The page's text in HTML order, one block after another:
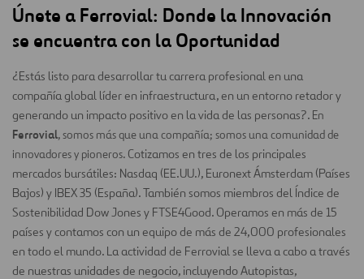
Únete a Ferrovial: Donde la Innovación
se encuentra con la Oportunidad
¿Estás listo para desarrollar tu carrera profesional en una
compañía global líder en infraestructura, en un entorno retador y
generando un impacto positivo en la vida de las personas?. En
Ferrovial, somos más que una compañía; somos una comunidad de
innovadores y pioneros. Cotizamos en tres de los principales
mercados bursátiles: Nasdaq (EE.UU.), Euronext Ámsterdam (Países
Bajos) y IBEX 35 (España). También somos miembros del Índice de
Sostenibilidad Dow Jones y FTSE4Good. Operamos en más de 15
países y contamos con un equipo de más de 24,000 profesionales
en todo el mundo. La actividad de Ferrovial se lleva a cabo a través
de nuestras unidades de negocio, incluyendo Autopistas,